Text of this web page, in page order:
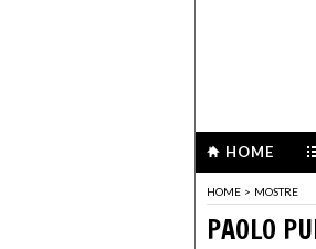
HOME
HOME > MOSTRE
PAOLO